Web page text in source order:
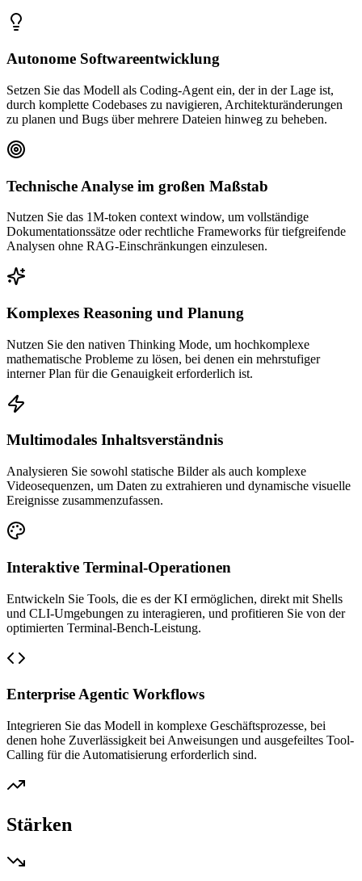
Autonome Softwareentwicklung
Setzen Sie das Modell als Coding-Agent ein, der in der Lage ist,
durch komplette Codebases zu navigieren, Architekturänderungen
zu planen und Bugs über mehrere Dateien hinweg zu beheben.
Technische Analyse im großen Maßstab
Nutzen Sie das 1M-token context window, um vollständige
Dokumentationssätze oder rechtliche Frameworks für tiefgreifende
Analysen ohne RAG-Einschränkungen einzulesen.
Komplexes Reasoning und Planung
Nutzen Sie den nativen Thinking Mode, um hochkomplexe
mathematische Probleme zu lösen, bei denen ein mehrstufiger
interner Plan für die Genauigkeit erforderlich ist.
Multimodales Inhaltsverständnis
Analysieren Sie sowohl statische Bilder als auch komplexe
Videosequenzen, um Daten zu extrahieren und dynamische visuelle
Ereignisse zusammenzufassen.
Interaktive Terminal-Operationen
Entwickeln Sie Tools, die es der KI ermöglichen, direkt mit Shells
und CLI-Umgebungen zu interagieren, und profitieren Sie von der
optimierten Terminal-Bench-Leistung.
Enterprise Agentic Workflows
Integrieren Sie das Modell in komplexe Geschäftsprozesse, bei
denen hohe Zuverlässigkeit bei Anweisungen und ausgefeiltes Tool-
Calling für die Automatisierung erforderlich sind.
Stärken